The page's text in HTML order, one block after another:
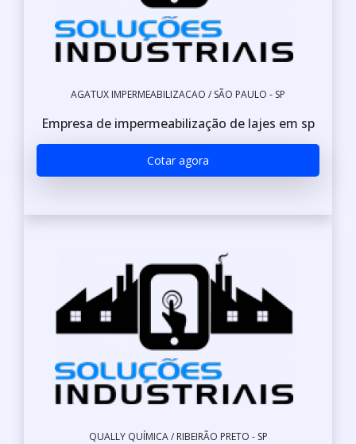
AGATUX IMPERMEABILIZACAO / SÃO PAULO - SP
Empresa de impermeabilização de lajes em sp
Cotar agora
QUALLY QUÍMICA / RIBEIRÃO PRETO - SP